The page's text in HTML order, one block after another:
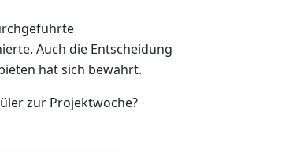
Auch die Entscheidung
hat sich bewährt.
zur Projektwoche?